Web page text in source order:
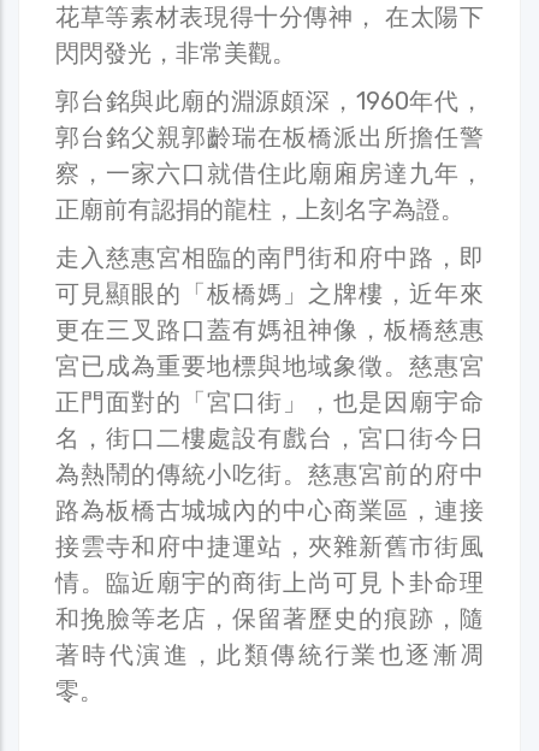
花草等素材表現得十分傳神， 在太陽下
閃閃發光，非常美觀。
郭台銘與此廟的淵源頗深，1960年代，
郭台銘父親郭齡瑞在板橋派出所擔任警
察，一家六口就借住此廟廂房達九年，
正廟前有認捐的龍柱，上刻名字為證。
走入慈惠宮相臨的南門街和府中路，即
可見顯眼的「板橋媽」之牌樓，近年來
更在三叉路口蓋有媽祖神像，板橋慈惠
宮已成為重要地標與地域象徵。慈惠宮
正門面對的「宮口街」，也是因廟宇命
名，街口二樓處設有戲台，宮口街今日
為熱鬧的傳統小吃街。慈惠宮前的府中
路為板橋古城城內的中心商業區，連接
接雲寺和府中捷運站，夾雜新舊市街風
情。臨近廟宇的商街上尚可見卜卦命理
和挽臉等老店，保留著歷史的痕跡，隨
著時代演進，此類傳統行業也逐漸凋
零。